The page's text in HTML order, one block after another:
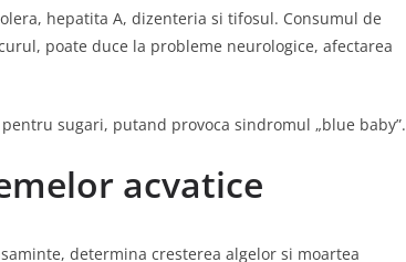
hepatita A, dizenteria si tifosul. Consumul de
poate duce la probleme neurologice, afectarea
sugari, putand provoca sindromul „blue baby”.
acvatice
determina cresterea algelor si moartea